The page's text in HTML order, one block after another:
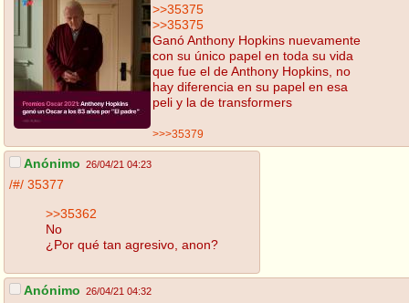
>>35375
>>35375
Ganó Anthony Hopkins nuevamente
con su único papel en toda su vida
que fue el de Anthony Hopkins, no
hay diferencia en su papel en esa
peli y la de transformers
>>>35379
Anónimo 26/04/21 04:23
/#/ 35377
>>35362
No
¿Por qué tan agresivo, anon?
Anónimo 26/04/21 04:32